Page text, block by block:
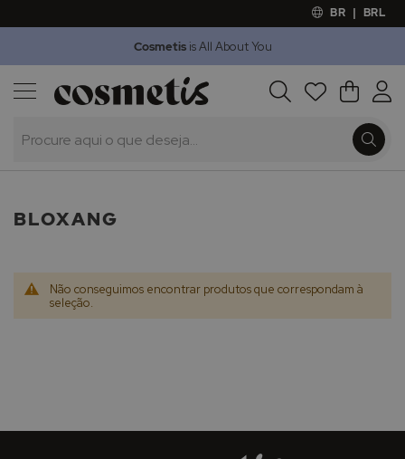
BR | BRL
Cosmetisis All About You
Procura O Meu
Outlet
BLOXANG
Não conseguimos encontrar produtos que correspondam à
seleção.